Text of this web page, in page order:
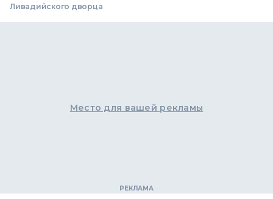
Ливадийского дворца
Место для вашей рекламы